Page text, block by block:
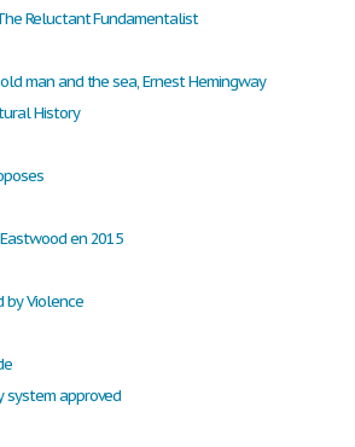
Reluctant Fundamentalist
man and the sea, Ernest Hemingway
History
en 2015
by Violence
system approved